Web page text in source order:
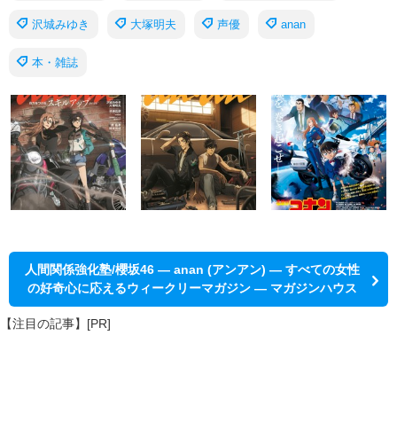
沢城みゆき 大塚明夫 声優 anan
本・雑誌
人間関係強化塾/櫻坂46 — anan (アンアン) — すべての女性
の好奇心に応えるウィークリーマガジン — マガジンハウス
【注目の記事】[PR]